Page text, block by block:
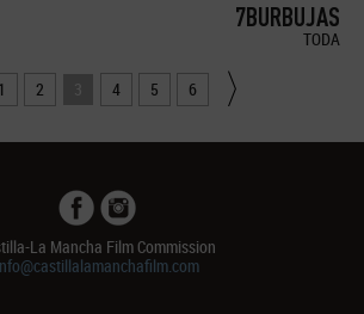
7BURBUJAS
TODA
1 2 3 4 5 6
La Mancha Film Commission